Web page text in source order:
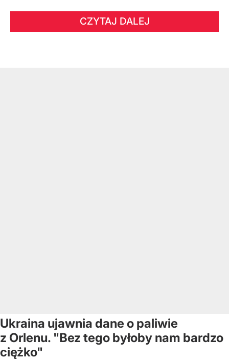
CZYTAJ DALEJ
Ukraina ujawnia dane o paliwie
z Orlenu. "Bez tego byłoby nam bardzo
ciężko"